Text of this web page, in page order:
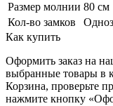
Размер молнии 80 см
Кол-во замков
Как купить
Оформить заказ на
выбранные товары в
Корзина, проверьте
нажмите кнопку